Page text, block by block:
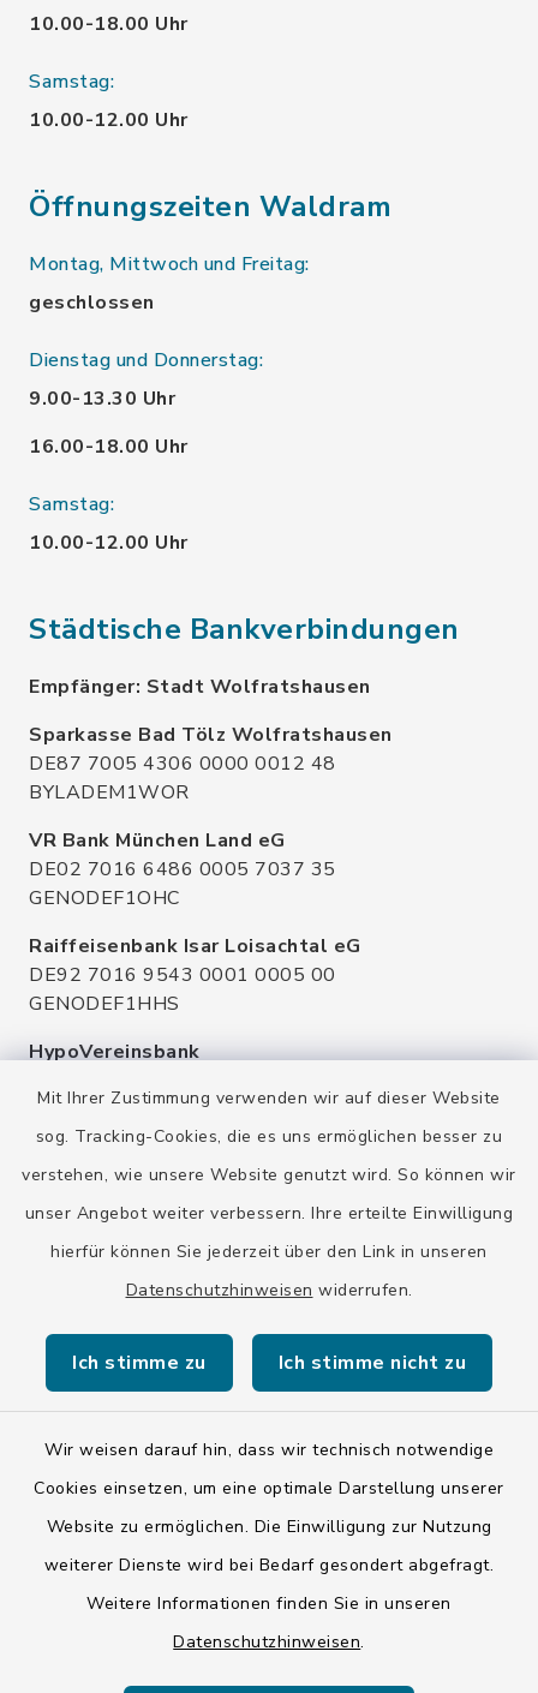
Mit Ihrer Zustimmung verwenden wir auf dieser Website
sog. Tracking-Cookies, die es uns ermöglichen besser zu
verstehen, wie unsere Website genutzt wird. So können wir
unser Angebot weiter verbessern. Ihre erteilte Einwilligung
hierfür können Sie jederzeit über den Link in unseren
Datenschutzhinweisen widerrufen.
Ich stimme zu Ich stimme nicht zu
Wir weisen darauf hin, dass wir technisch notwendige
Cookies einsetzen, um eine optimale Darstellung unserer
Website zu ermöglichen. Die Einwilligung zur Nutzung
weiterer Dienste wird bei Bedarf gesondert abgefragt.
Weitere Informationen finden Sie in unseren
Datenschutzhinweisen.
10.00-18.00 Uhr
Samstag:
10.00-12.00 Uhr
Öffnungszeiten Waldram
Montag, Mittwoch und Freitag:
geschlossen
Dienstag und Donnerstag:
9.00-13.30 Uhr
16.00-18.00 Uhr
Samstag:
10.00-12.00 Uhr
Städtische Bankverbindungen
Empfänger: Stadt Wolfratshausen
Sparkasse Bad Tölz Wolfratshausen
DE87 7005 4306 0000 0012 48
BYLADEM1WOR
VR Bank München Land eG
DE02 7016 6486 0005 7037 35
GENODEF1OHC
Raiffeisenbank Isar Loisachtal eG
DE92 7016 9543 0001 0005 00
GENODEF1HHS
HypoVereinsbank
HYVEDEMMXXX
Kontakt
Barrierefreiheit
Impressum
ISIS 12
Sitemap
Cookie-Einstellungen